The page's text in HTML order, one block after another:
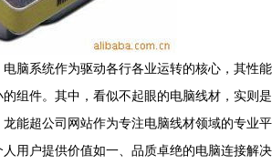
脑系统作为驱动各行各业运转的核心，其性能
组件。其中，看似不起眼的电脑线材，实则是
能超公司网站作为专注电脑线材领域的专业平
用户提供价值如一、品质卓绝的电脑连接解决